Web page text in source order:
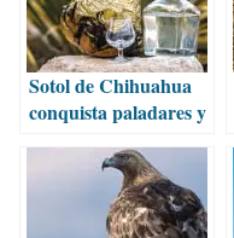
Sotol de Chihuahua
conquista paladares y